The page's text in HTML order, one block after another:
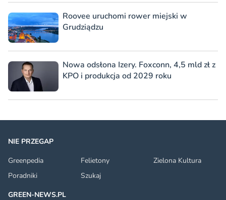
Roovee uruchomi rower miejski w
Grudziądzu
Nowa odsłona Izery. Foxconn, 4,5 mld zł z
KPO i produkcja od 2029 roku
NIE PRZEGAP
Greenpedia
Felietony
Zielona Kultura
Poradniki
Szukaj
GREEN-NEWS.PL